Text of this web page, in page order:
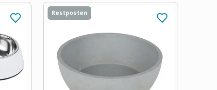
Restposten